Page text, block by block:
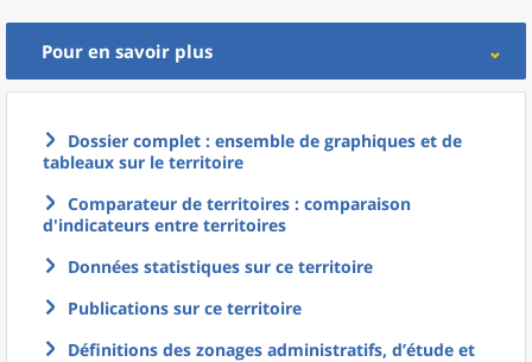
Pour en savoir plus
Dossier complet : ensemble de graphiques et de
tableaux sur le territoire
Comparateur de territoires : comparaison
d'indicateurs entre territoires
Données statistiques sur ce territoire
Publications sur ce territoire
Définitions des zonages administratifs, d’étude et